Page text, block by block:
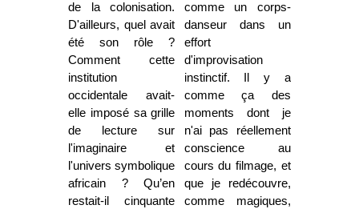
de la colonisation.
D'ailleurs, quel avait
été son rôle ?
Comment cette
institution
occidentale avait-
elle imposé sa grille
de lecture sur
l'imaginaire et
l'univers symbolique
africain ? Qu’en
restait-il cinquante
comme un corps-
danseur dans un
effort
d'improvisation
instinctif. Il y a
comme ça des
moments dont je
n'ai pas réellement
conscience au
cours du filmage, et
que je redécouvre,
comme magiques,